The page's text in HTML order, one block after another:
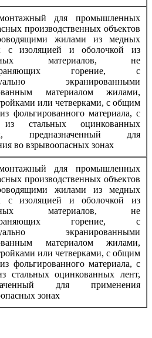
для промышленных
производственных объектов
жилами из медных
с изоляцией и оболочкой из
материалов, не
горение, с
экранированными
материалом жилами,
или четверками, с общим
фольгированного материала, с
стальных оцинкованных
предназначенный для
во взрывоопасных зонах
для промышленных
производственных объектов
жилами из медных
с изоляцией и оболочкой из
материалов, не
горение, с
экранированными
материалом жилами,
или четверками, с общим
фольгированного материала, с
стальных оцинкованных лент,
для применения
зонах